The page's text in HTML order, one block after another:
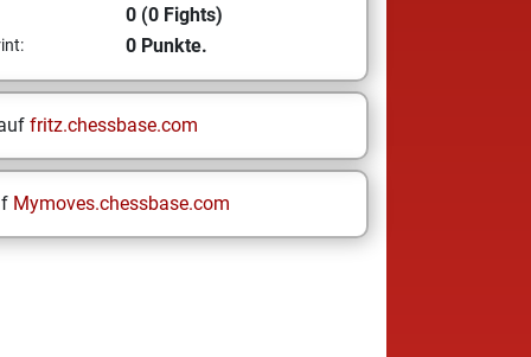
0 (0 Fights)
0 Punkte.
fritz.chessbase.com
Mymoves.chessbase.com